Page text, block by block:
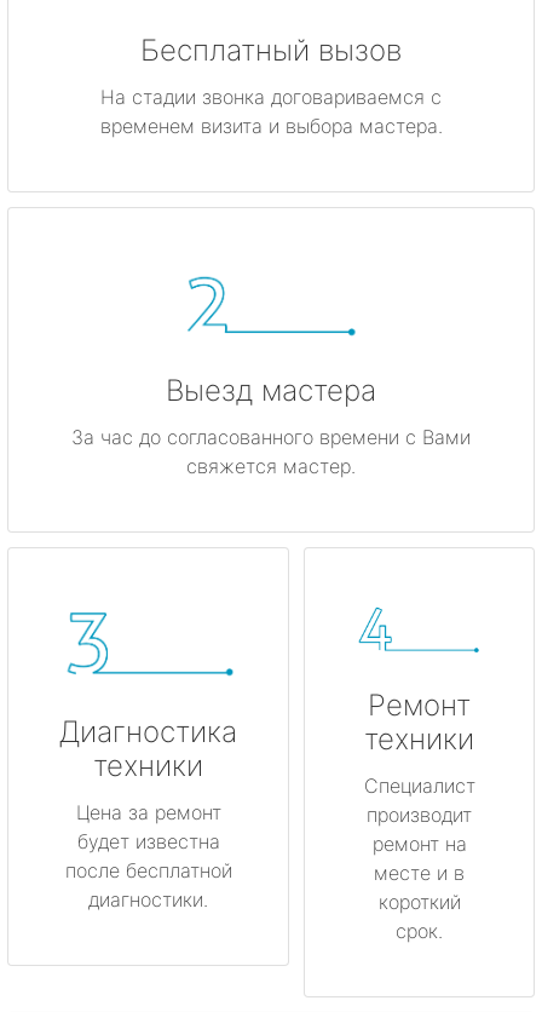
Бесплатный вызов
На стадии звонка договариваемся с
временем визита и выбора мастера.
Выезд мастера
За час до согласованного времени с Вами
свяжется мастер.
Диагностика
техники
Цена за ремонт
будет известна
после бесплатной
диагностики.
Ремонт
техники
Специалист
производит
ремонт на
месте и в
короткий
срок.